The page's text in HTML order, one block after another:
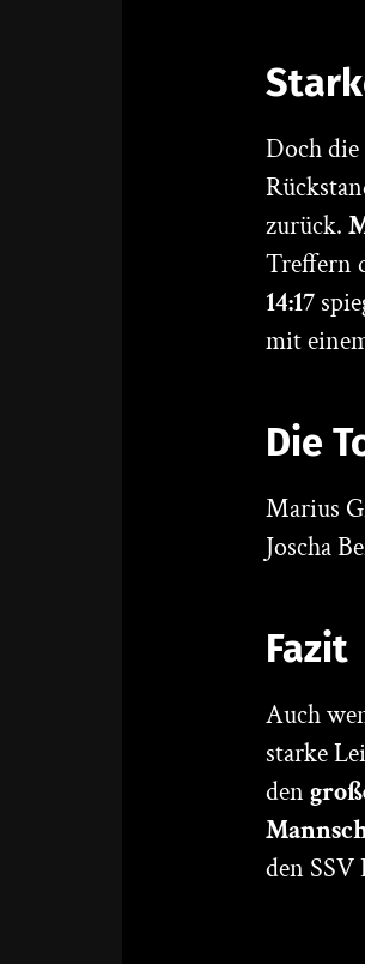
Doch
zurück.
Treffern
14:17
mit
Die
Marius
Joscha
Fazit
Auch
starke
den
den SSV